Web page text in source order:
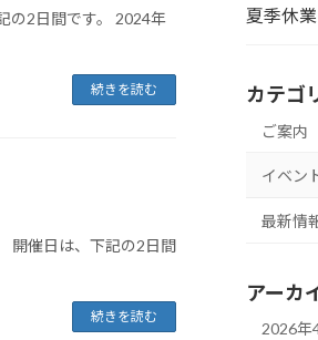
の2日間です。 2024年
続きを読む
開催日は、下記の2日間
続きを読む
夏季休
カテゴ
ご案内
イベン
最新情
アーカ
2026年